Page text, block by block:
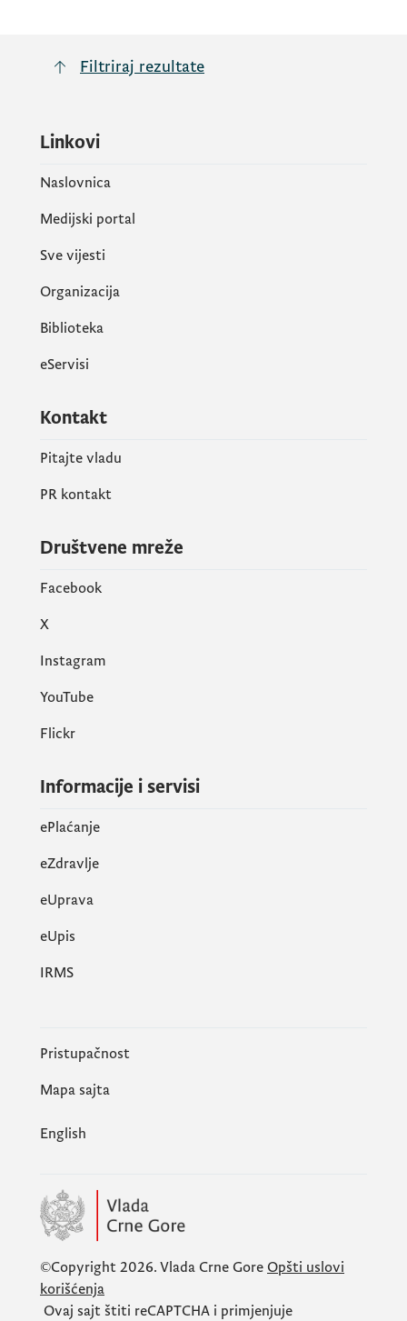
Filtriraj rezultate
Linkovi
Naslovnica
Medijski portal
Sve vijesti
Organizacija
Biblioteka
eServisi
Kontakt
Pitajte vladu
PR kontakt
Društvene mreže
Facebook
X
Instagram
YouTube
Flickr
Informacije i servisi
ePlaćanje
eZdravlje
eUprava
еUpis
IRMS
Pristupačnost
Mapa sajta
English
©Copyright 2026. Vlada Crne Gore Opšti uslovi
korišćenja
Ovaj sajt štiti reCAPTCHA i primjenjuje